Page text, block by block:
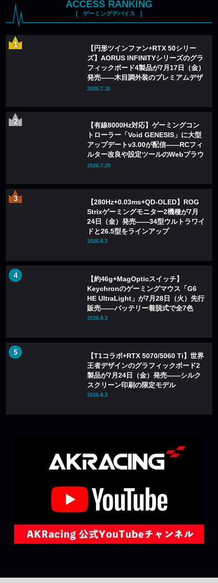
ACCESS RANKING
ゲーミングデバイス
【円形ツインファン+RTX 50シリー
ズ】AORUS INFINITYシリーズのグラ
フィックボード4製品が7月17日（金）
発売——木目調外装のプレミアムデザ
インを採用
2026.7.30
【有線8000Hz対応】ゲーミングコン
トローラー「Void GENESIS」に大型
アップデートv3.00が配信——RCフィ
ルター改良や設定ツールのWebブラウ
ザ化も
2026.7.29
【280Hz+0.03ms+QD-OLED】ROG
Strixゲーミングモニター2機種が7月
24日（金）発売——34型ウルトラワイ
ドと26.5型をラインアップ
2026.8.3
【約46g+MagOpticスイッチ】
Keychronのゲーミングマウス「G6
HE UltraLight」が7月28日（火）先行
販売——バッテリー着脱式で全7色
2026.8.3
【T1コラボ+RTX 5070/5060 Ti】世界
王者デザインのグラフィックボード2
製品が7月24日（金）発売——シルク
スクリーン印刷の限定モデル
2026.8.3